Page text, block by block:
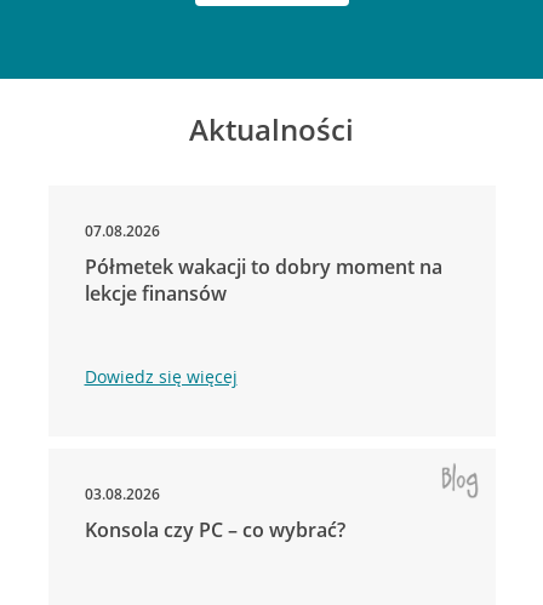
Aktualności
07.08.2026
Półmetek wakacji to dobry moment na
lekcje finansów
Dowiedz się więcej
03.08.2026
Konsola czy PC – co wybrać?